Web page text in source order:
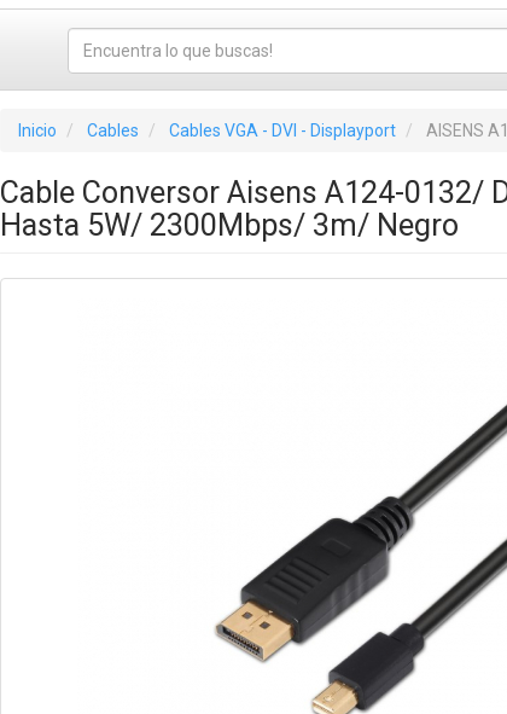
Inicio Cables Cables VGA - DVI - Displayport AISENS
Cable Conversor Aisens A124-
Hasta 5W/ 2300Mbps/ 3m/ Negro